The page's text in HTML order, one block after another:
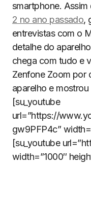
smartphone.
2 no ano passado,
entrevistas com o
detalhe do
chega com tudo e
Zenfone Zoom por
aparelho e
[su_youtube
url=”https://
gw9PFP4c”
[su_youtube
width=”1000″